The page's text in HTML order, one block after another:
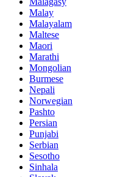
Malay
Malayalam
Maltese
Maori
Marathi
Mongolian
Burmese
Nepali
Norwegian
Pashto
Persian
Punjabi
Serbian
Sesotho
Sinhala